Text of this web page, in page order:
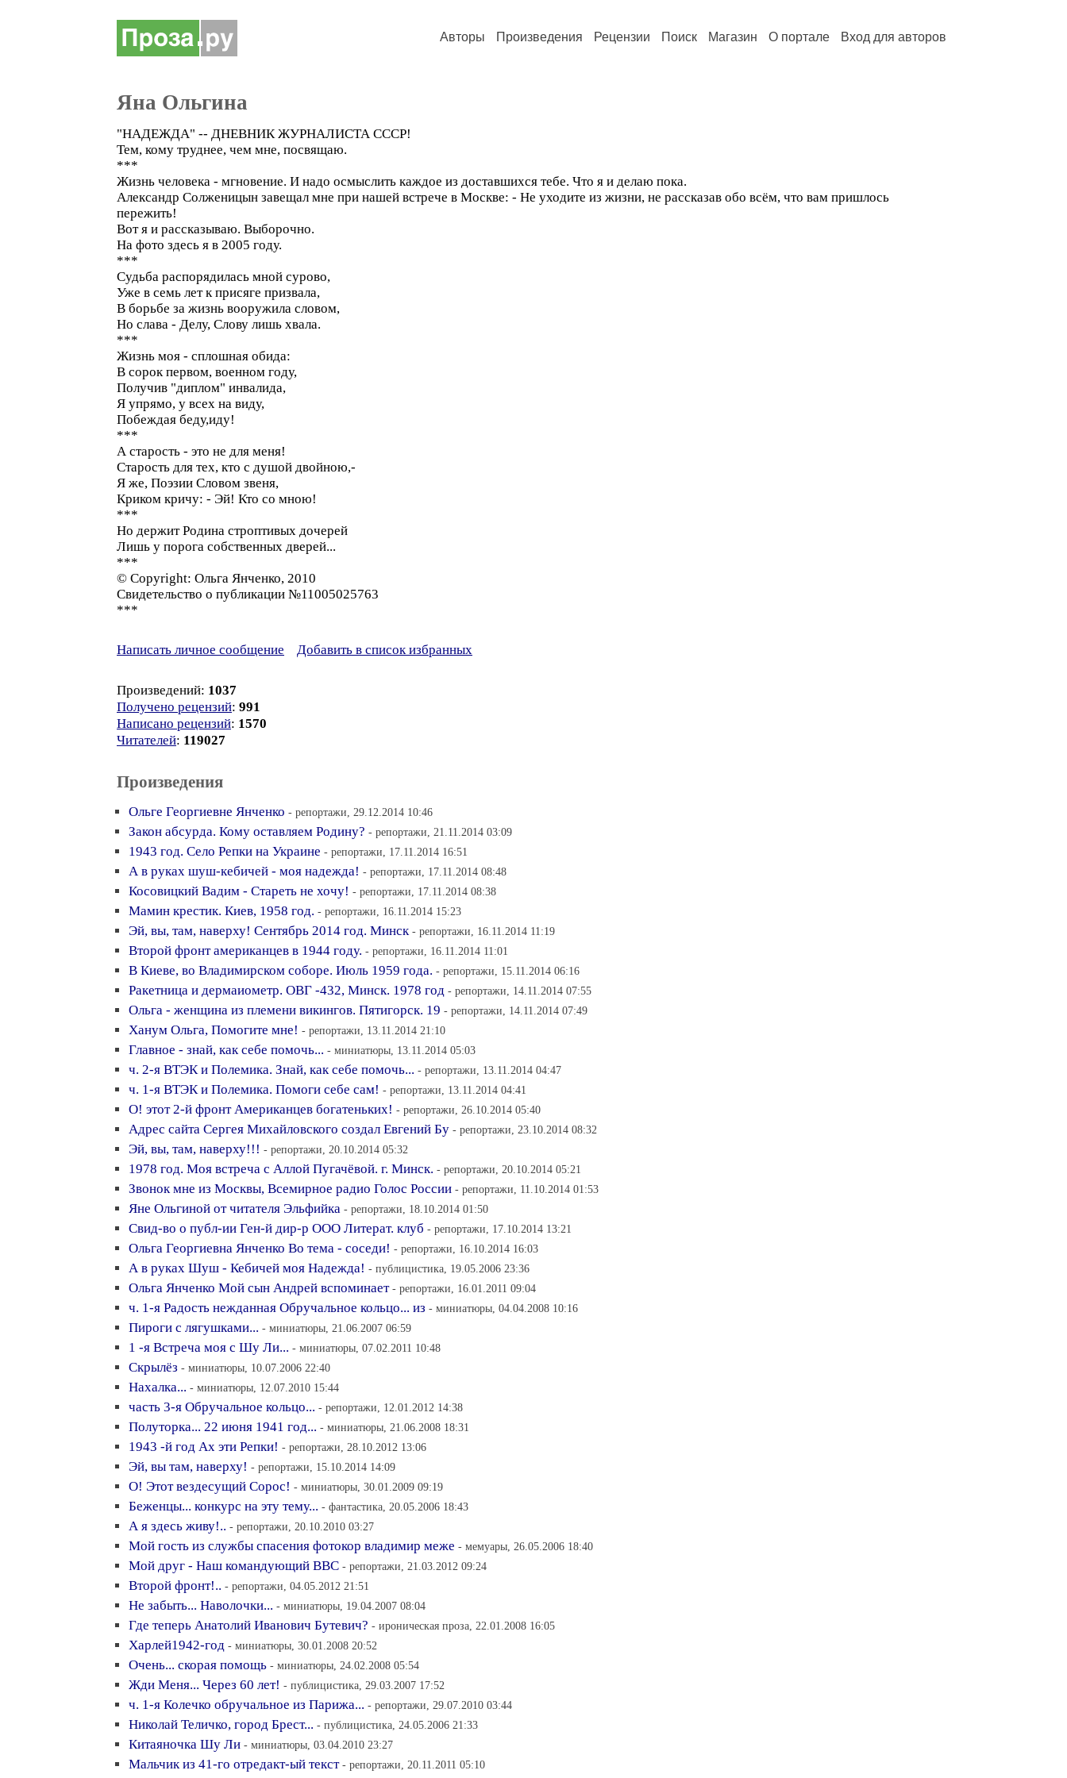
Авторы Произведения Рецензии Поиск Магазин О портале Вход для авторов
Яна Ольгина
"НАДЕЖДА" -- ДНЕВНИК ЖУРНАЛИСТА СССР!
Тем, кому труднее, чем мне, посвящаю.
***
Жизнь человека - мгновение. И надо осмыслить каждое из доставшихся тебе. Что я и делаю пока.
Александр Солженицын завещал мне при нашей встрече в Москве: - Не уходите из жизни, не рассказав обо всём, что вам пришлось
пережить!
Вот я и рассказываю. Выборочно.
На фото здесь я в 2005 году.
***
Судьба распорядилась мной сурово,
Уже в семь лет к присяге призвала,
В борьбе за жизнь вооружила словом,
Но слава - Делу, Слову лишь хвала.
***
Жизнь моя - сплошная обида:
В сорок первом, военном году,
Получив "диплом" инвалида,
Я упрямо, у всех на виду,
Побеждая беду,иду!
***
А старость - это не для меня!
Старость для тех, кто с душой двойною,-
Я же, Поэзии Словом звеня,
Криком кричу: - Эй! Кто со мною!
***
Но держит Родина строптивых дочерей
Лишь у порога собственных дверей...
***
© Copyright: Ольга Янченко, 2010
Свидетельство о публикации №11005025763
***
Написать личное сообщение Добавить в список избранных
Произведений: 1037
Получено рецензий: 991
Написано рецензий: 1570
Читателей: 119027
Произведения
Ольге Георгиевне Янченко - репортажи, 29.12.2014 10:46
Закон абсурда. Кому оставляем Родину? - репортажи, 21.11.2014 03:09
1943 год. Село Репки на Украине - репортажи, 17.11.2014 16:51
А в руках шуш-кебичей - моя надежда! - репортажи, 17.11.2014 08:48
Косовицкий Вадим - Стареть не хочу! - репортажи, 17.11.2014 08:38
Мамин крестик. Киев, 1958 год. - репортажи, 16.11.2014 15:23
Эй, вы, там, наверху! Сентябрь 2014 год. Минск - репортажи, 16.11.2014 11:19
Второй фронт американцев в 1944 году. - репортажи, 16.11.2014 11:01
В Киеве, во Владимирском соборе. Июль 1959 года. - репортажи, 15.11.2014 06:16
Ракетница и дермаиометр. ОВГ -432, Минск. 1978 год - репортажи, 14.11.2014 07:55
Ольга - женщина из племени викингов. Пятигорск. 19 - репортажи, 14.11.2014 07:49
Ханум Ольга, Помогите мне! - репортажи, 13.11.2014 21:10
Главное - знай, как себе помочь... - миниатюры, 13.11.2014 05:03
ч. 2-я ВТЭК и Полемика. Знай, как себе помочь... - репортажи, 13.11.2014 04:47
ч. 1-я ВТЭК и Полемика. Помоги себе сам! - репортажи, 13.11.2014 04:41
О! этот 2-й фронт Американцев богатеньких! - репортажи, 26.10.2014 05:40
Адрес сайта Сергея Михайловского создал Евгений Бу - репортажи, 23.10.2014 08:32
Эй, вы, там, наверху!!! - репортажи, 20.10.2014 05:32
1978 год. Моя встреча с Аллой Пугачёвой. г. Минск. - репортажи, 20.10.2014 05:21
Звонок мне из Москвы, Всемирное радио Голос России - репортажи, 11.10.2014 01:53
Яне Ольгиной от читателя Эльфийка - репортажи, 18.10.2014 01:50
Свид-во о публ-ии Ген-й дир-р ООО Литерат. клуб - репортажи, 17.10.2014 13:21
Ольга Георгиевна Янченко Во тема - соседи! - репортажи, 16.10.2014 16:03
А в руках Шуш - Кебичей моя Надежда! - публицистика, 19.05.2006 23:36
Ольга Янченко Мой сын Андрей вспоминает - репортажи, 16.01.2011 09:04
ч. 1-я Радость нежданная Обручальное кольцо... из - миниатюры, 04.04.2008 10:16
Пироги с лягушками... - миниатюры, 21.06.2007 06:59
1 -я Встреча моя с Шу Ли... - миниатюры, 07.02.2011 10:48
Скрылёз - миниатюры, 10.07.2006 22:40
Нахалка... - миниатюры, 12.07.2010 15:44
часть 3-я Обручальное кольцо... - репортажи, 12.01.2012 14:38
Полуторка... 22 июня 1941 год... - миниатюры, 21.06.2008 18:31
1943 -й год Ах эти Репки! - репортажи, 28.10.2012 13:06
Эй, вы там, наверху! - репортажи, 15.10.2014 14:09
О! Этот вездесущий Сорос! - миниатюры, 30.01.2009 09:19
Беженцы... конкурс на эту тему... - фантастика, 20.05.2006 18:43
А я здесь живу!.. - репортажи, 20.10.2010 03:27
Мой гость из службы спасения фотокор владимир меже - мемуары, 26.05.2006 18:40
Мой друг - Наш командующий ВВС - репортажи, 21.03.2012 09:24
Второй фронт!.. - репортажи, 04.05.2012 21:51
Не забыть... Наволочки... - миниатюры, 19.04.2007 08:04
Где теперь Анатолий Иванович Бутевич? - ироническая проза, 22.01.2008 16:05
Харлей1942-год - миниатюры, 30.01.2008 20:52
Очень... скорая помощь - миниатюры, 24.02.2008 05:54
Жди Меня... Через 60 лет! - публицистика, 29.03.2007 17:52
ч. 1-я Колечко обручальное из Парижа... - репортажи, 29.07.2010 03:44
Николай Теличко, город Брест... - публицистика, 24.05.2006 21:33
Китаяночка Шу Ли - миниатюры, 03.04.2010 23:27
Мальчик из 41-го отредакт-ый текст - репортажи, 20.11.2011 05:10